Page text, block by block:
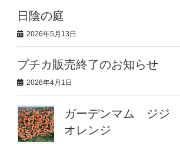
日陰の庭
2026年5月13日
プチカ販売終了のお知らせ
2026年4月1日
ガーデンマム ジジ
オレンジ